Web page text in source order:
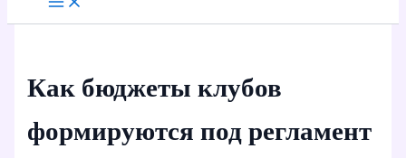
Как бюджеты клубов
формируются под регламент